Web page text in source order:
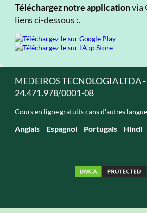
Téléchargez notre applicationvia
liens ci-dessous :.
MEDEIROS TECNOLOGIA LTDA -
24.471.978/0001-08
Cours en ligne gratuits dans d'autres
Anglais Espagnol Portugais Hindi